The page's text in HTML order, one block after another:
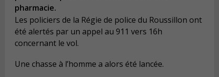
pharmacie.
Les policiers de la Régie de police du Roussillon ont
été alertés par un appel au 911 vers 16h
concernant le vol.
Une chasse à l’homme a alors été lancée.